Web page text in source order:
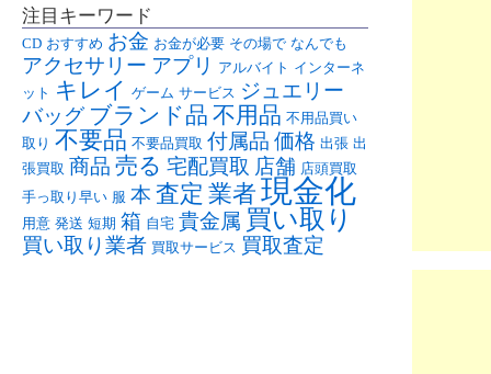
注目キーワード
CD おすすめ お金 お金が必要 その場で なんでも
アクセサリー アプリ アルバイト インターネ
ット
キレイ ゲーム サービス ジュエリー
バッグ ブランド品 不用品 不用品買い
取り 不要品 不要品買取 付属品 価格 出張 出
張買取 商品 売る 宅配買取 店舗 店頭買取
手っ取り早い 服 本 査定 業者 現金化
用意 発送 短期 箱 自宅 貴金属 買い取り
買い取り業者 買取サービス 買取査定